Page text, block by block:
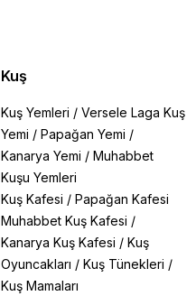
Kuş
Kuş Yemleri / Versele Laga Kuş
Yemi / Papağan Yemi /
Kanarya Yemi / Muhabbet
Kuşu Yemleri
Kuş Kafesi / Papağan Kafesi
Muhabbet Kuş Kafesi /
Kanarya Kuş Kafesi / Kuş
Oyuncakları / Kuş Tünekleri /
Kuş Mamaları